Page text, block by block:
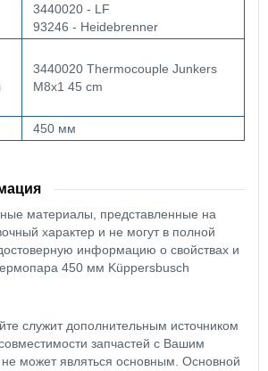
3440020 - LF
93246 - Heidebrenner
3440020 Thermocouple Junkers
M8x1 45 cm
450 мм
материалы, представленные на
характер и не могут в полной
информацию о свойствах и
450 мм Küppersbusch
служит дополнительным источником
запчастей с Вашим
может являться основным. Основной